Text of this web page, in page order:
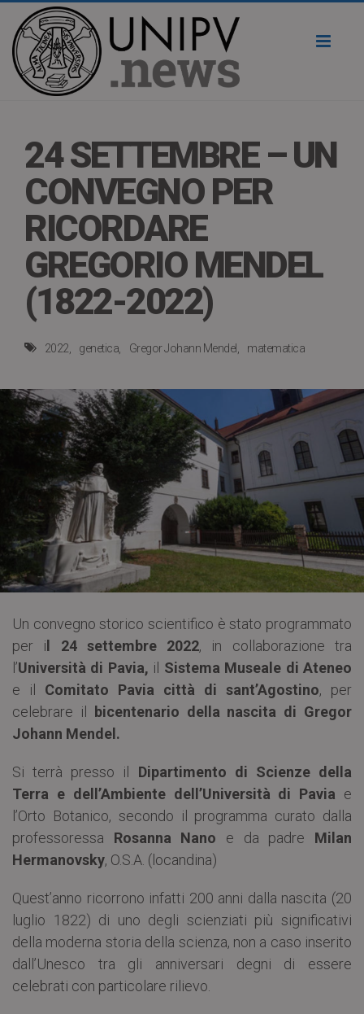
24 SETTEMBRE – UN
CONVEGNO PER
RICORDARE
GREGORIO MENDEL
(1822-2022)
2022 genetica Gregor Johann Mendel matematica
Un convegno storico scientifico è stato programmato
per il 24 settembre 2022, in collaborazione tra
l’Università di Pavia, il Sistema Museale di Ateneo
e il Comitato Pavia città di sant’Agostino, per
celebrare il bicentenario della nascita di Gregor
Johann Mendel.
Si terrà presso il Dipartimento di Scienze della
Terra e dell’Ambiente dell’Università di Pavia e
l’Orto Botanico, secondo il programma curato dalla
professoressa Rosanna Nano e da padre Milan
Hermanovsky, O.S.A. (locandina)
Quest’anno ricorrono infatti 200 anni dalla nascita (20
luglio 1822) di uno degli scienziati più significativi
della moderna storia della scienza, non a caso inserito
dall’Unesco tra gli anniversari degni di essere
celebrati con particolare rilievo.